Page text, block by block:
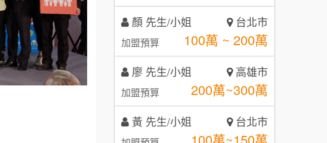
8 呷尚寶
9 SHARE TEA歇腳亭
10 TEA TOP台灣第一味
顏 先生/小姐 台北市
加盟預算 100萬 ~ 200萬
廖 先生/小姐 高雄市
加盟預算 200萬~300萬
黃 先生/小姐 台北市
100萬~150萬
自助洗衣店誠徵代洗收送人員
(台中市)
MUSHEN徵SPA美容芳療師
日十。早午食加盟說明會
拾鑶火鍋加盟說明會
全家加盟說明會